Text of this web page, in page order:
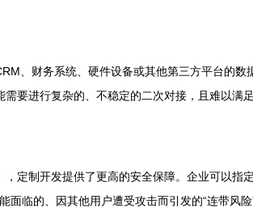
、财务系统、硬件设备或其他第三方平台的
要进行复杂的、不稳定的二次对接，且难以满足
定制开发提供了更高的安全保障。企业可以指
临的、因其他用户遭受攻击而引发的“连带风